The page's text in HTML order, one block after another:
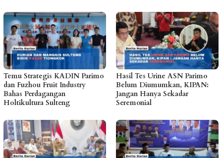
Temu Strategis KADIN Parimo
dan Fuzhou Fruit Industry
Bahas Perdagangan
Holtikultura Sulteng
Hasil Tes Urine ASN Parimo
Belum Diumumkan, KIPAN:
Jangan Hanya Sekadar
Seremonial